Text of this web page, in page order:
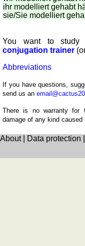
ihr modelliert gehabt
sie/Sie modelliert
You want to study
conjugation trainer
Abbreviations
If you have questions,
send us an
There is no warranty for
damage of any kind caused
About| Data protection